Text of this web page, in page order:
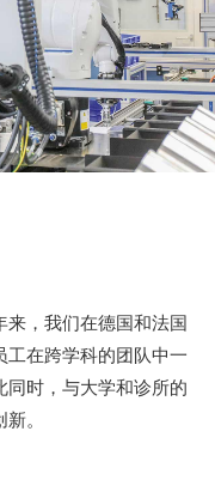
，我们在德国和法国
在跨学科的团队中一
同时，与大学和诊所的
。